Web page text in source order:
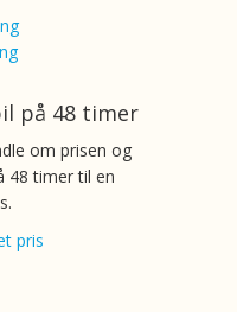
på 48 timer
om prisen og
48 timer til en
pris